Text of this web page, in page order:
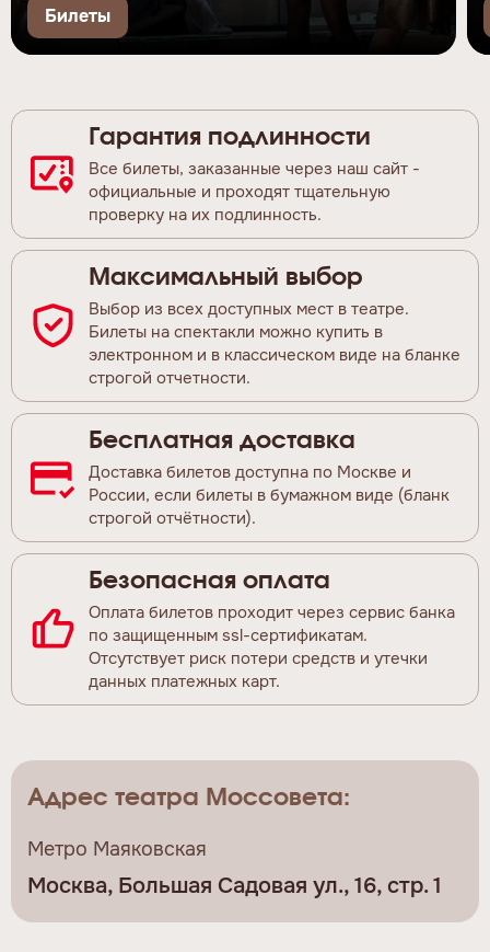
Билеты
Гарантия подлинности
Все билеты, заказанные через наш сайт -
официальные и проходят тщательную
проверку на их подлинность.
Максимальный выбор
Выбор из всех доступных мест в театре.
Билеты на спектакли можно купить в
электронном и в классическом виде на бланке
строгой отчетности.
Бесплатная доставка
Доставка билетов доступна по Москве и
России, если билеты в бумажном виде (бланк
строгой отчётности).
Безопасная оплата
Оплата билетов проходит через сервис банка
по защищенным ssl-сертификатам.
Отсутствует риск потери средств и утечки
данных платежных карт.
Адрес театра Моссовета:
Метро Маяковская
Москва, Большая Садовая ул., 16, стр. 1